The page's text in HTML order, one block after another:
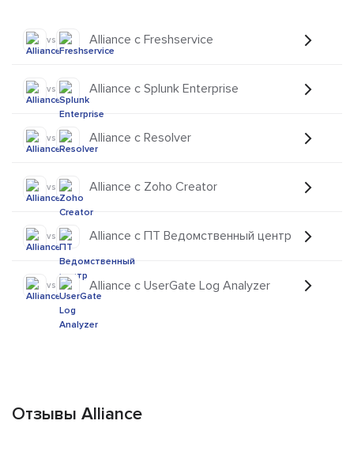
vs Alliance с Freshservice
vs Alliance с Splunk Enterprise
vs Alliance с Resolver
vs Alliance с Zoho Creator
vs Alliance с ПТ Ведомственный центр
vs Alliance с UserGate Log Analyzer
Отзывы Alliance